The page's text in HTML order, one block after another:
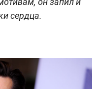
сердца.